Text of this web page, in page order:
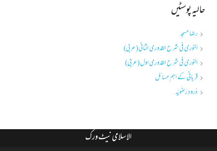
حالیہ پوسٹیں
رضا مسجد
النوری فی شرح القدوری الثانی (عربی)
النوری فی شرح القدوری اول (عربی)
قربانی کے اہم مسائل
دُرودِ رَضَویَّہ
الاسلامی نیٹ ورک